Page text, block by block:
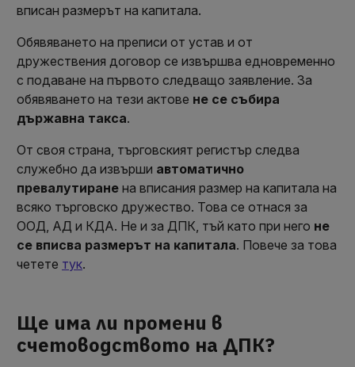
вписан размерът на капитала.
Обявяването на преписи от устав и от
дружествения договор се извършва едновременно
с подаване на първото следващо заявление. За
обявяването на тези актове не се събира
държавна такса.
От своя страна, търговският регистър следва
служебно да извърши автоматично
превалутиранена вписания размер на капитала на
всяко търговско дружество. Това се отнася за
ООД, АД и КДА. Не и за ДПК, тъй като при него не
се вписва размерът на капитала. Повече за това
четете тук.
Ще има ли промени в
счетоводството на ДПК?